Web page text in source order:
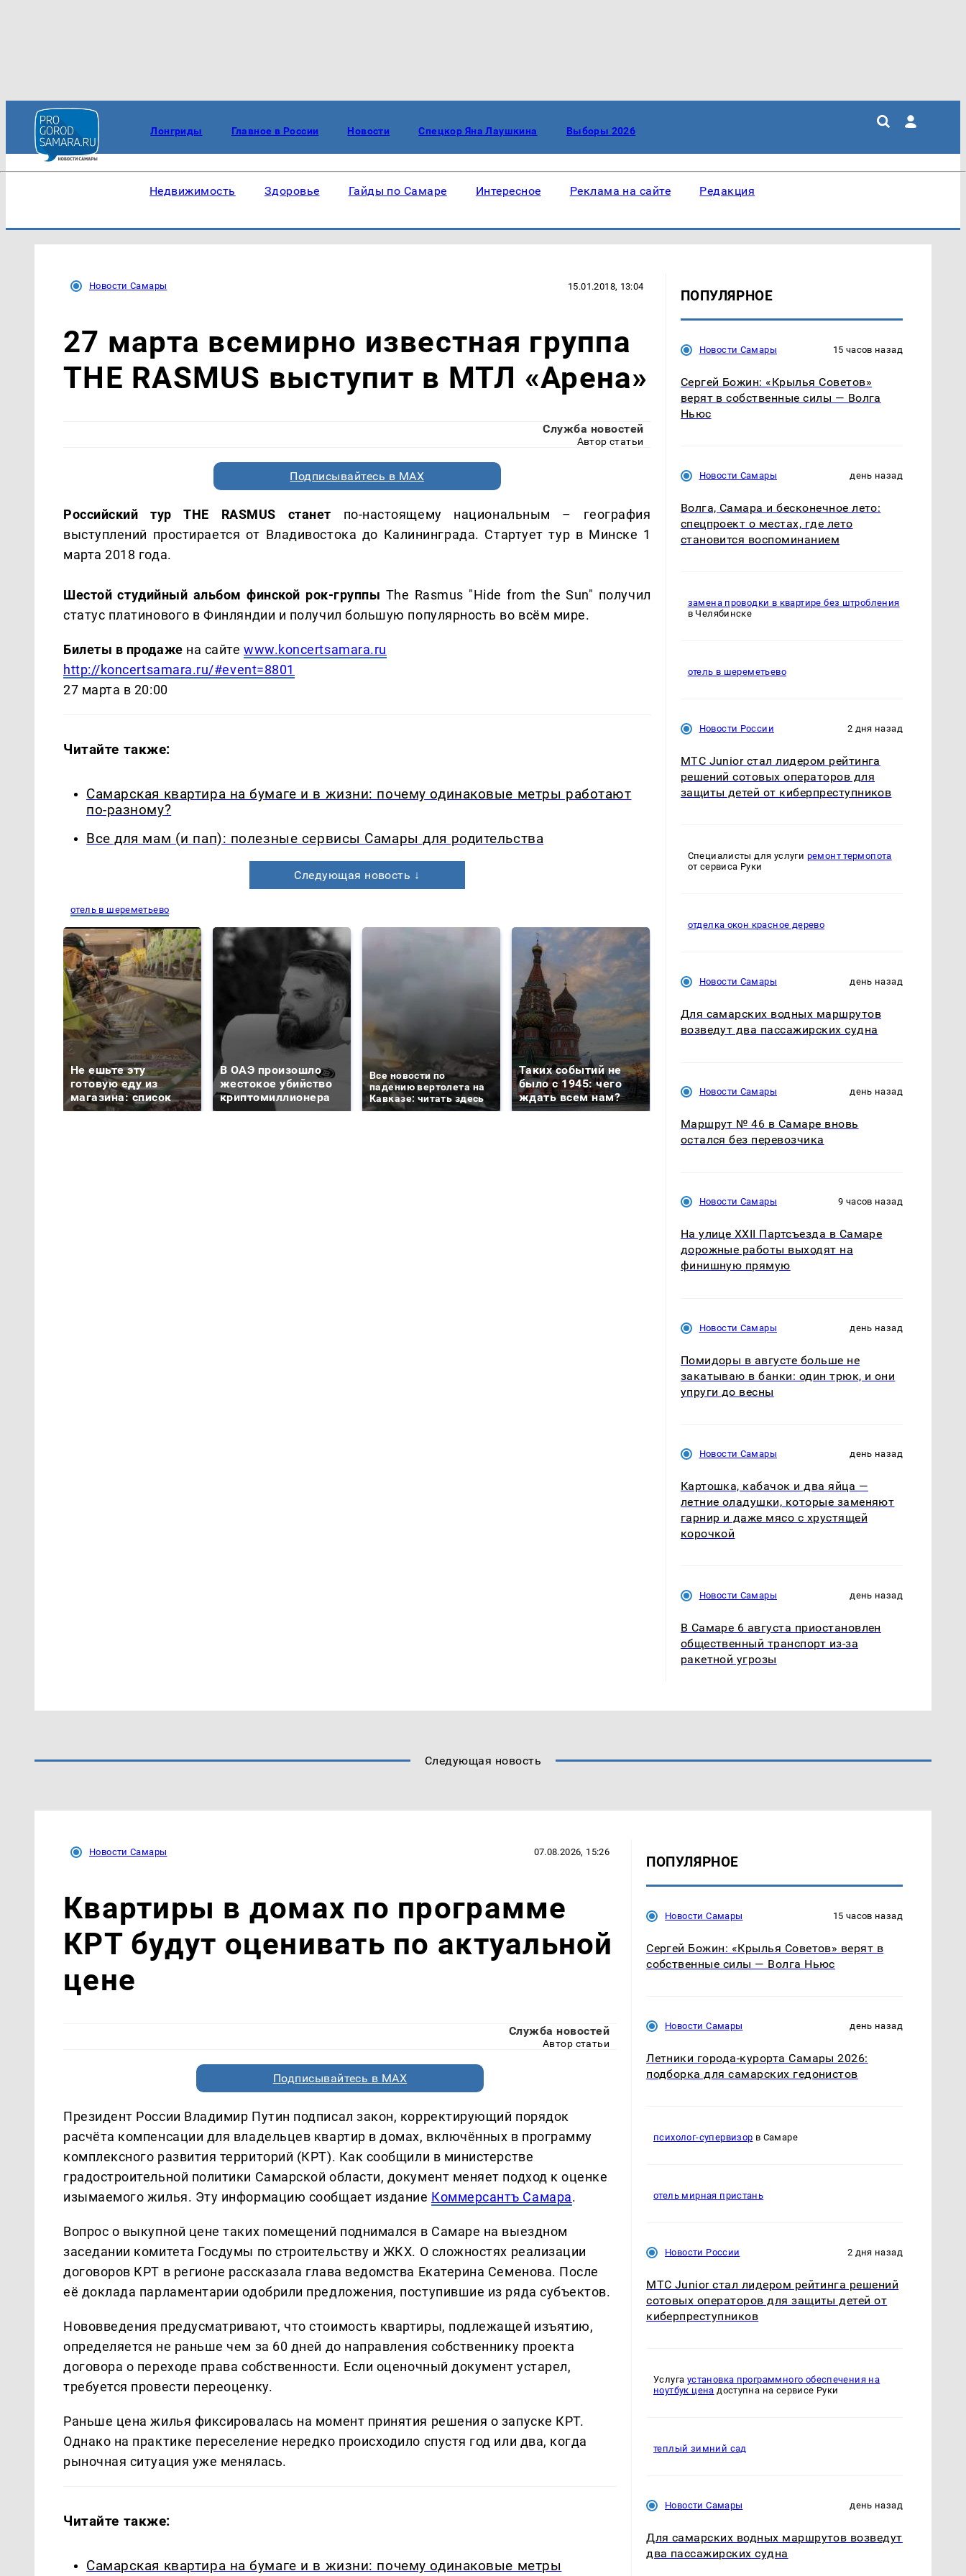
Лонгриды Главное в России Новости Спецкор Яна Лаушкина Выборы 2026
Недвижимость Здоровье Гайды по Самаре Интересное Реклама на сайте Редакция
Новости Самары 15.01.2018, 13:04
27 марта всемирно известная группа
THE RASMUS выступит в МТЛ «Арена»
Служба новостей
Автор статьи
Подписывайтесь в MAX
Российский тур THE RASMUS станет по-настоящему национальным – география
выступлений простирается от Владивостока до Калининграда. Стартует тур в Минске 1
марта 2018 года.
Шестой студийный альбом финской рок-группы The Rasmus "Hide from the Sun" получил
статус платинового в Финляндии и получил большую популярность во всём мире.
Билеты в продаже на сайтеwww.koncertsamara.ru
http://koncertsamara.ru/#event=8801
27 марта в 20:00
Читайте также:
Самарская квартира на бумаге и в жизни: почему одинаковые метры работают
по-разному?
Все для мам (и пап): полезные сервисы Самары для родительства
Следующая новость ↓
отель в шереметьево
Не ешьте эту
готовую еду из
магазина: список
В ОАЭ произошло
жестокое убийство
криптомиллионера
Все новости по
падению вертолета на
Кавказе: читать здесь
Таких событий не
было с 1945: чего
ждать всем нам?
ажиотаж из-за этого
продукта: что купить?
подожгли.
ПОПУЛЯРНОЕ
Новости Самары 15 часов назад
Сергей Божин: «Крылья Советов»
верят в собственные силы — Волга
Ньюс
Новости Самары день назад
Волга, Самара и бесконечное лето:
спецпроект о местах, где лето
становится воспоминанием
замена проводки в квартире без штробления
в Челябинске
отель в шереметьево
Новости России 2 дня назад
МТС Junior стал лидером рейтинга
решений сотовых операторов для
защиты детей от киберпреступников
Специалисты для услуги ремонт термопота
от сервиса Руки
отделка окон красное дерево
Новости Самары день назад
Для самарских водных маршрутов
возведут два пассажирских судна
Новости Самары день назад
Маршрут № 46 в Самаре вновь
остался без перевозчика
Новости Самары 9 часов назад
На улице XXII Партсъезда в Самаре
дорожные работы выходят на
финишную прямую
Новости Самары день назад
Помидоры в августе больше не
закатываю в банки: один трюк, и они
упруги до весны
Новости Самары день назад
Картошка, кабачок и два яйца —
летние оладушки, которые заменяют
гарнир и даже мясо с хрустящей
корочкой
Новости Самары день назад
В Самаре 6 августа приостановлен
общественный транспорт из-за
ракетной угрозы
Следующая новость
Новости Самары 07.08.2026, 15:26
Квартиры в домах по программе
КРТ будут оценивать по актуальной
цене
Служба новостей
Автор статьи
Подписывайтесь в MAX
Президент России Владимир Путин подписал закон, корректирующий порядок
расчёта компенсации для владельцев квартир в домах, включённых в программу
комплексного развития территорий (КРТ). Как сообщили в министерстве
градостроительной политики Самарской области, документ меняет подход к оценке
изымаемого жилья. Эту информацию сообщает издание Коммерсантъ Самара.
Вопрос о выкупной цене таких помещений поднимался в Самаре на выездном
заседании комитета Госдумы по строительству и ЖКХ. О сложностях реализации
договоров КРТ в регионе рассказала глава ведомства Екатерина Семенова. После
её доклада парламентарии одобрили предложения, поступившие из ряда субъектов.
Нововведения предусматривают, что стоимость квартиры, подлежащей изъятию,
определяется не раньше чем за 60 дней до направления собственнику проекта
договора о переходе права собственности. Если оценочный документ устарел,
требуется провести переоценку.
Раньше цена жилья фиксировалась на момент принятия решения о запуске КРТ.
Однако на практике переселение нередко происходило спустя год или два, когда
рыночная ситуация уже менялась.
Читайте также:
Самарская квартира на бумаге и в жизни: почему одинаковые метры
ПОПУЛЯРНОЕ
Новости Самары 15 часов назад
Сергей Божин: «Крылья Советов» верят в
собственные силы — Волга Ньюс
Новости Самары день назад
Летники города-курорта Самары 2026:
подборка для самарских гедонистов
психолог-супервизор в Самаре
отель мирная пристань
Новости России 2 дня назад
МТС Junior стал лидером рейтинга решений
сотовых операторов для защиты детей от
киберпреступников
Услуга установка программного обеспечения на
ноутбук цена доступна на сервисе Руки
теплый зимний сад
Новости Самары день назад
Для самарских водных маршрутов возведут
два пассажирских судна